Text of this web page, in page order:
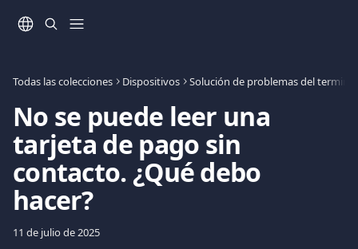
Todas las colecciones Dispositivos Solución de problemas del
No se puede leer una
tarjeta de pago sin
contacto. ¿Qué debo
hacer?
11 de julio de 2025